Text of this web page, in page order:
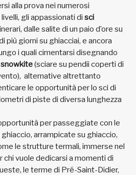
alla prova nei numerosi
gli appassionati di sci
dalle salite di un paio d’ore su
più giorni su ghiacciai, e ancora
i quali cimentarsi disegnando
snowkite(sciare su pendii coperti di
alternative altrettanto
le opportunità per lo sci di
di piste di diversa lunghezza
per passeggiate con le
arrampicate su ghiaccio,
le strutture termali, immerse nel
chi vuole dedicarsi a momenti di
le terme di Pré-Saint-Didier,